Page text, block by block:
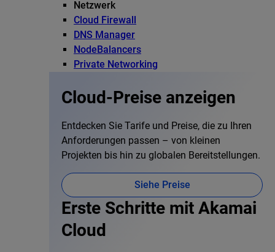
Netzwerk
Cloud Firewall
DNS Manager
NodeBalancers
Private Networking
Cloud-Preise anzeigen
Entdecken Sie Tarife und Preise, die zu Ihren
Anforderungen passen – von kleinen
Projekten bis hin zu globalen Bereitstellungen.
Siehe Preise
Erste Schritte mit Akamai
Cloud